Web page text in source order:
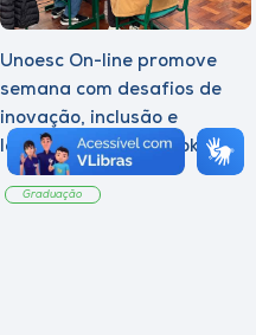
Unoesc On-line promove
semana com desafios de
inovação, inclusão e
lançamento de e-book
sobre sustentabilidade
Graduação